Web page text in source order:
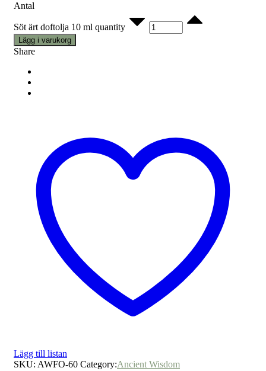
Antal
Söt ärt doftolja 10 ml quantity
Lägg i varukorg
Share
Lägg till listan
SKU: AWFO-60 Category:Ancient Wisdom